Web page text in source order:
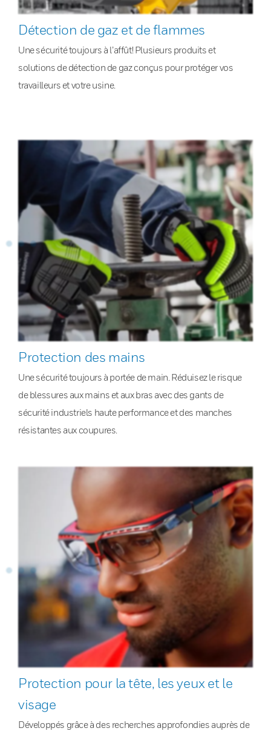
Détection de gaz et de flammes
Une sécurité toujours à l’affût! Plusieurs produits et
solutions de détection de gaz conçus pour protéger vos
travailleurs et votre usine.
Protection des mains
Une sécurité toujours à portée de main. Réduisez le risque
de blessures aux mains et aux bras avec des gants de
sécurité industriels haute performance et des manches
résistantes aux coupures.
Protection pour la tête, les yeux et le
visage
Développés grâce à des recherches approfondies auprès de